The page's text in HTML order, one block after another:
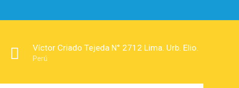
Víctor Criado Tejeda N° 2712 Lima. Urb. Elio.
Perú